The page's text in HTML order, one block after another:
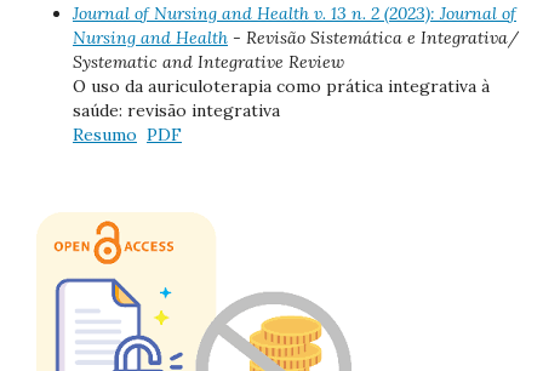
Journal of Nursing and Health v. 13 n. 2 (2023): Journal of
Nursing and Health - Revisão Sistemática e Integrativa/
Systematic and Integrative Review
O uso da auriculoterapia como prática integrativa à
saúde: revisão integrativa
Resumo PDF